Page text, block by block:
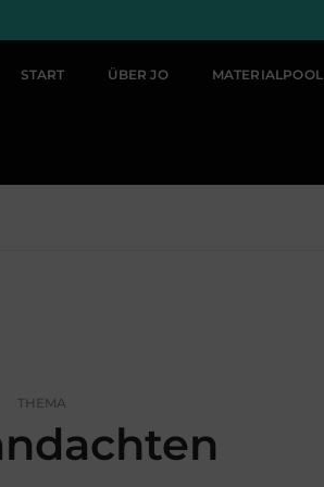
START ÜBER JO MATERIALPOOL
THEMA